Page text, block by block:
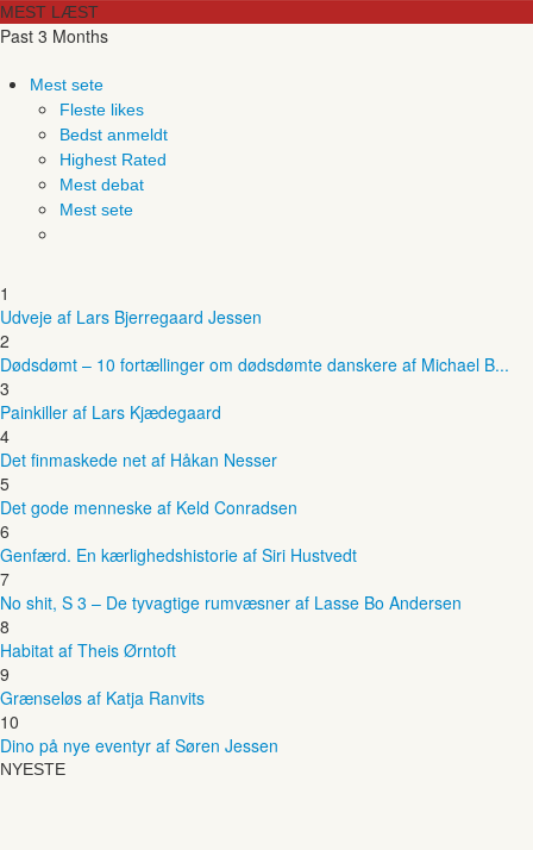
MEST LÆST
Past 3 Months
Mest sete
Fleste likes
Bedst anmeldt
Highest Rated
Mest debat
Mest sete
1
Udveje af Lars Bjerregaard Jessen
2
Dødsdømt – 10 fortællinger om dødsdømte danskere af Michael B...
3
Painkiller af Lars Kjædegaard
4
Det finmaskede net af Håkan Nesser
5
Det gode menneske af Keld Conradsen
6
Genfærd. En kærlighedshistorie af Siri Hustvedt
7
No shit, S 3 – De tyvagtige rumvæsner af Lasse Bo Andersen
8
Habitat af Theis Ørntoft
9
Grænseløs af Katja Ranvits
10
Dino på nye eventyr af Søren Jessen
NYESTE